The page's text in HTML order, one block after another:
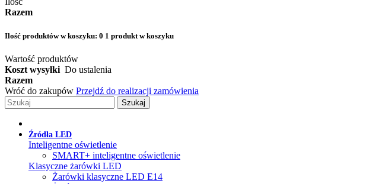
Razem
Ilość produktów w koszyku: 0 1 produkt w koszyku
Wartość produktów
Koszt wysyłki Do ustalenia
Razem
Wróć do zakupów Przejdź do realizacji zamówienia
Szukaj
Źródła LED
Inteligentne oświetlenie
SMART+ inteligentne oświetlenie
Klasyczne żarówki LED
Żarówki klasyczne LED E14